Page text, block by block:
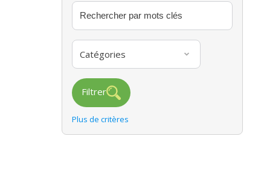
Catégories
Filtrer
Plus de critères